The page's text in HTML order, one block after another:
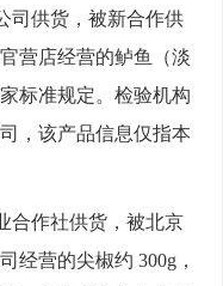
司供货，被新合作供
营店经营的鲈鱼（淡
标准规定。检验机构
，该产品信息仅指本
合作社供货，被北京
经营的尖椒约 300g ，